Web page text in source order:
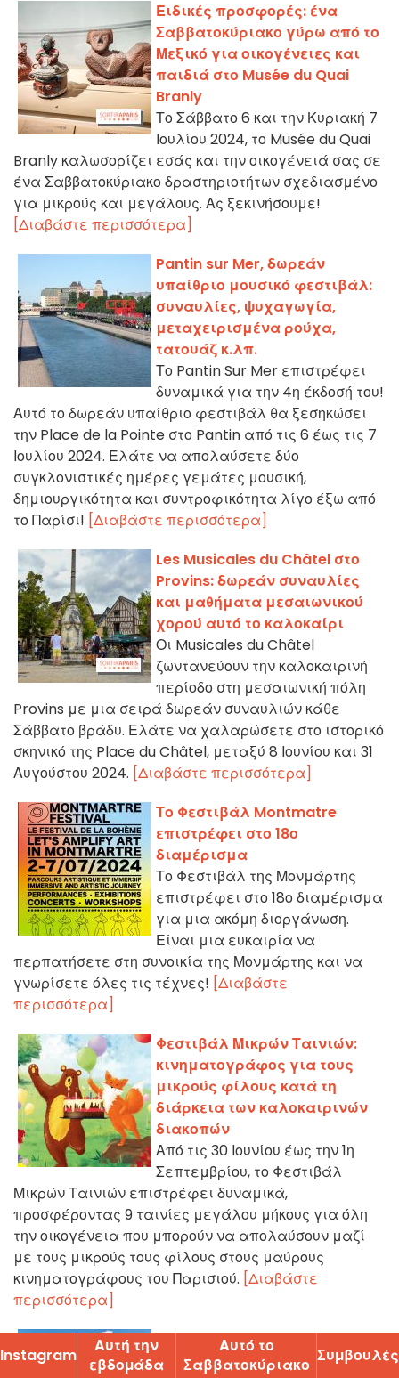
Ειδικές προσφορές: ένα
Σαββατοκύριακο γύρω από το
Μεξικό για οικογένειες και
παιδιά στο Musée du Quai
Branly
Το Σάββατο 6 και την Κυριακή 7
Ιουλίου 2024, το Musée du Quai
Branly καλωσορίζει εσάς και την οικογένειά σας σε
ένα Σαββατοκύριακο δραστηριοτήτων σχεδιασμένο
για μικρούς και μεγάλους. Ας ξεκινήσουμε!
[Διαβάστε περισσότερα]
Pantin sur Mer, δωρεάν
υπαίθριο μουσικό φεστιβάλ:
συναυλίες, ψυχαγωγία,
μεταχειρισμένα ρούχα,
τατουάζ κ.λπ.
Το Pantin Sur Mer επιστρέφει
δυναμικά για την 4η έκδοσή του!
Αυτό το δωρεάν υπαίθριο φεστιβάλ θα ξεσηκώσει
την Place de la Pointe στο Pantin από τις 6 έως τις 7
Ιουλίου 2024. Ελάτε να απολαύσετε δύο
συγκλονιστικές ημέρες γεμάτες μουσική,
δημιουργικότητα και συντροφικότητα λίγο έξω από
το Παρίσι! [Διαβάστε περισσότερα]
Les Musicales du Châtel στο
Provins: δωρεάν συναυλίες
και μαθήματα μεσαιωνικού
χορού αυτό το καλοκαίρι
Οι Musicales du Châtel
ζωντανεύουν την καλοκαιρινή
περίοδο στη μεσαιωνική πόλη
Provins με μια σειρά δωρεάν συναυλιών κάθε
Σάββατο βράδυ. Ελάτε να χαλαρώσετε στο ιστορικό
σκηνικό της Place du Châtel, μεταξύ 8 Ιουνίου και 31
Αυγούστου 2024. [Διαβάστε περισσότερα]
Το Φεστιβάλ Montmatre
επιστρέφει στο 18ο
διαμέρισμα
Το Φεστιβάλ της Μονμάρτης
επιστρέφει στο 18ο διαμέρισμα
για μια ακόμη διοργάνωση.
Είναι μια ευκαιρία να
περπατήσετε στη συνοικία της Μονμάρτης και να
γνωρίσετε όλες τις τέχνες! [Διαβάστε
περισσότερα]
Φεστιβάλ Μικρών Ταινιών:
κινηματογράφος για τους
μικρούς φίλους κατά τη
διάρκεια των καλοκαιρινών
διακοπών
Από τις 30 Ιουνίου έως την 1η
Σεπτεμβρίου, το Φεστιβάλ
Μικρών Ταινιών επιστρέφει δυναμικά,
προσφέροντας 9 ταινίες μεγάλου μήκους για όλη
την οικογένεια που μπορούν να απολαύσουν μαζί
με τους μικρούς τους φίλους στους μαύρους
κινηματογράφους του Παρισιού. [Διαβάστε
περισσότερα]
Les Pestacles 2024, το
πρόγραμμα του φεστιβάλ
Instagram
Αυτή την
εβδοµάδα
Αυτό το
Ʃαββατοκύριακο Ʃυµβουλές